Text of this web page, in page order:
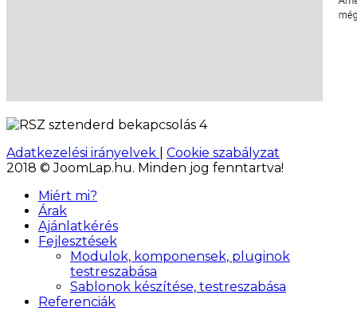
Adatkezelési irányelvek
Cookie szabályzat
2018 © JoomLap.hu. Minden jog fenntartva!
Miért mi?
Árak
Ajánlatkérés
Fejlesztések
Modulok, komponensek, pluginok
testreszabása
Sablonok készítése, testreszabása
Referenciák